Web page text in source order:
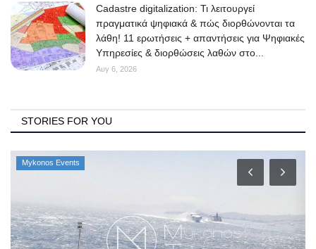
Cadastre digitalization: Τι λειτουργεί
πραγματικά ψηφιακά & πώς διορθώνονται τα
λάθη! 11 ερωτήσεις + απαντήσεις για Ψηφιακές
Υπηρεσίες & διορθώσεις λαθών στο...
Αυγ 6, 2026
STORIES FOR YOU
Mykonos Events